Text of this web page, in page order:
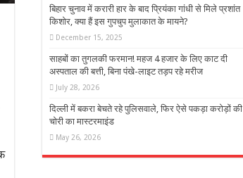
बिहार चुनाव में करारी हार के बाद प्रियंका गांधी से मिले प्रशांत
किशोर, क्या हैं इस गुपचुप मुलाकात के मायने?
December 15, 2025
साहबों का तुगलकी फरमान! महज 4 हजार के लिए काट दी
अस्पताल की बत्ती, बिना पंखे-लाइट तड़प रहे मरीज
July 28, 2026
दिल्ली में बकरा बेचते रहे पुलिसवाले, फिर ऐसे पकड़ा करोड़ों की
चोरी का मास्टरमाइंड
May 26, 2026